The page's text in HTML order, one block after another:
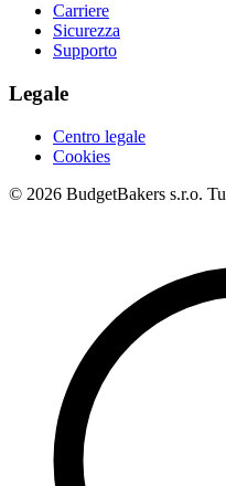
Carriere
Sicurezza
Supporto
Legale
Centro legale
Cookies
© 2026 BudgetBakers s.r.o.